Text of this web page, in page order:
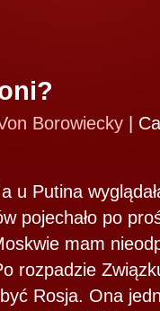
Borowiecky
u Putina
pojechało po
mam
rozpadzie
Rosja. Ona